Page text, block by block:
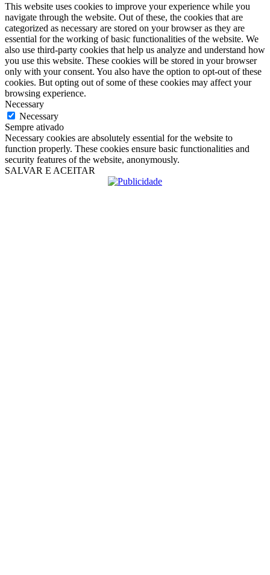
This website uses cookies to improve your experience while you
navigate through the website. Out of these, the cookies that are
categorized as necessary are stored on your browser as they are
essential for the working of basic functionalities of the website. We
also use third-party cookies that help us analyze and understand how
you use this website. These cookies will be stored in your browser
only with your consent. You also have the option to opt-out of these
cookies. But opting out of some of these cookies may affect your
browsing experience.
Necessary
Necessary
Sempre ativado
Necessary cookies are absolutely essential for the website to
function properly. These cookies ensure basic functionalities and
security features of the website, anonymously.
SALVAR E ACEITAR